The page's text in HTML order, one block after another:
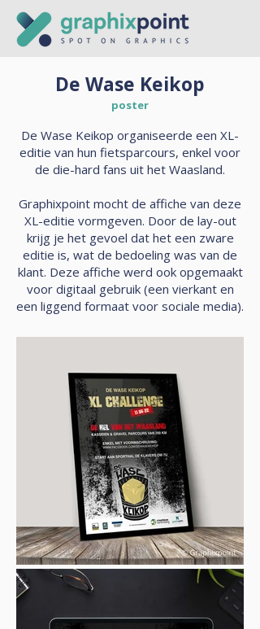
De Wase Keikop
poster
De Wase Keikop organiseerde een XL-
editie van hun fietsparcours, enkel voor
de die-hard fans uit het Waasland.
Graphixpoint mocht de affiche van deze
XL-editie vormgeven. Door de lay-out
krijg je het gevoel dat het een zware
editie is, wat de bedoeling was van de
klant. Deze affiche werd ook opgemaakt
voor digitaal gebruik (een vierkant en
een liggend formaat voor sociale media).